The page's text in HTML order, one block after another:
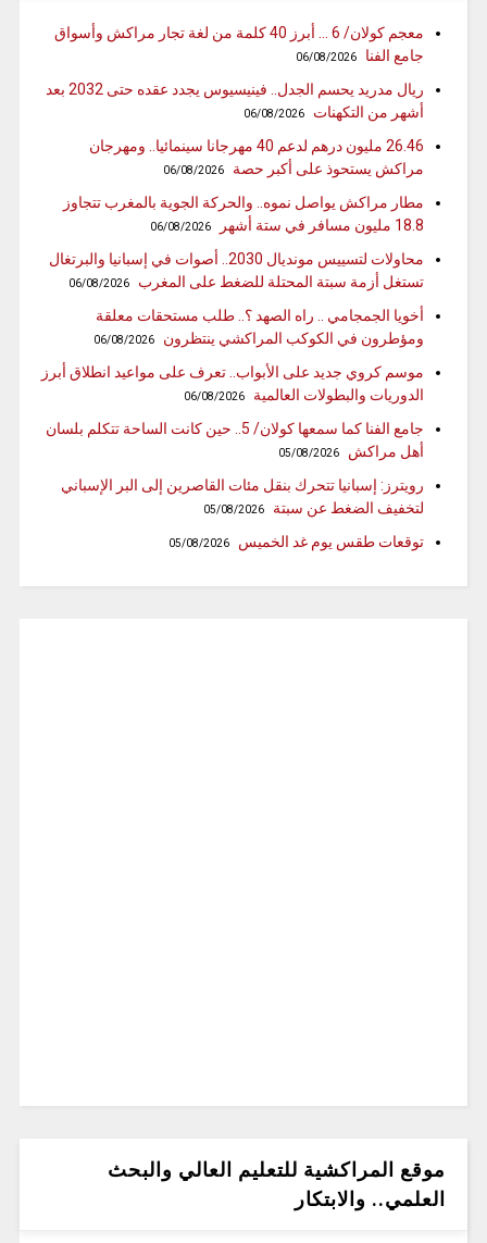
معجم كولان/ 6 … أبرز 40 كلمة من لغة تجار مراكش وأسواق
جامع الفنا
06/08/2026
ريال مدريد يحسم الجدل.. فينيسيوس يجدد عقده حتى 2032 بعد
أشهر من التكهنات
06/08/2026
26.46 مليون درهم لدعم 40 مهرجانا سينمائيا.. ومهرجان
مراكش يستحوذ على أكبر حصة
06/08/2026
مطار مراكش يواصل نموه.. والحركة الجوية بالمغرب تتجاوز
18.8 مليون مسافر في ستة أشهر
06/08/2026
محاولات لتسييس مونديال 2030.. أصوات في إسبانيا والبرتغال
تستغل أزمة سبتة المحتلة للضغط على المغرب
06/08/2026
أخويا الجمجامي .. راه الصهد ؟.. طلب مستحقات معلقة
ومؤطرون في الكوكب المراكشي ينتظرون
06/08/2026
موسم كروي جديد على الأبواب.. تعرف على مواعيد انطلاق أبرز
الدوريات والبطولات العالمية
06/08/2026
جامع الفنا كما سمعها كولان/ 5.. حين كانت الساحة تتكلم بلسان
أهل مراكش
05/08/2026
رويترز: إسبانيا تتحرك بنقل مئات القاصرين إلى البر الإسباني
لتخفيف الضغط عن سبتة
05/08/2026
توقعات طقس يوم غد الخميس 05/08/2026
موقع المراكشية للتعليم العالي والبحث
العلمي.. والابتكار